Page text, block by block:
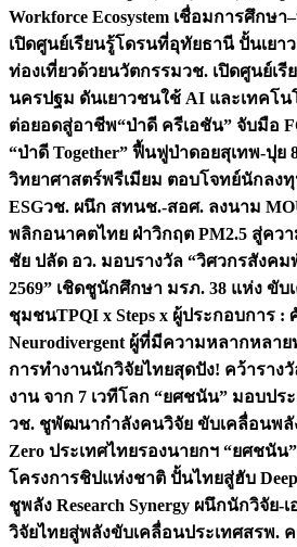
Workforce Ecosystem เชื่อมการศึกษ
เปิดศูนย์เรียนรู้โดรนที่อุทัยธานี ปั้นเย
ท่องเที่ยวด้วยนวัตกรรมวช. เปิดศูนย์เ
นครปฐม ดันเยาวชนใช้ AI และเทคโน
ต่อยอดสู่อาชีพ“ป่าดี ครีเอชัน” จับมือ
“ป่าดี Together” ฟื้นฟูป่าดอยสุเทพ-ปุย
วิทยาศาสตร์พรีเมียม ตอบโจทย์นักลงทุ
ESGวช. ผนึก สทนช.-สอศ. ลงนาม
พลิกอนาคตไทย ฝ่าวิกฤต PM2.5 สู่คว
ชัย ปลัด อว. มอบรางวัล “วิศวกรสังค
2569” เชิดชูนักศึกษา มรภ. 38 แห่ง ขั
ชุมชนTPQI x Steps x ผู้ประกอบการ :
Neurodivergent ผู้ที่มีความหลากหลา
การทำงานนักวิจัยไทยสุดปัง! คว้าราง
งาน จาก 7 เวทีโลก “ยศชนัน” มอบปร
วช. ชูพัฒนากำลังคนวิจัย ขับเคลื่อนพลั
Zero ประเทศไทยรองนายกฯ “ยศชนัน”
โครงการชิปแห่งชาติ ปั้นไทยสู่ฮับ
ชูพลัง Research Synergy ผนึกนักวิจัย
วิจัยไทยสู่พลังขับเคลื่อนประเทศสรพ.